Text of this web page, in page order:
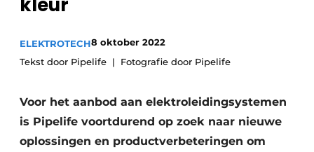
Vacature aanmelden
Vacatures
Video’s
Sanitair
Brandbeveiliging
Ventilatie
ELEKTROTECH8 oktober 2022
Tekst door Pipelife
Fotografie door Pipelife
Voor het aanbod aan elektroleidingsystemen
is Pipelife voortdurend op zoek naar nieuwe
oplossingen en productverbeteringen om